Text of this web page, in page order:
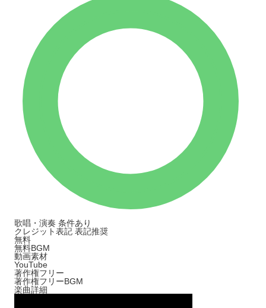
歌唱・演奏 条件あり
クレジット表記 表記推奨
無料
無料BGM
動画素材
YouTube
著作権フリー
著作権フリーBGM
楽曲詳細